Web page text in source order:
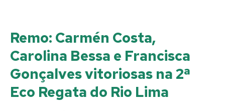
Remo: Carmén Costa,
Carolina Bessa e Francisca
Gonçalves vitoriosas na 2ª
Eco Regata do Rio Lima